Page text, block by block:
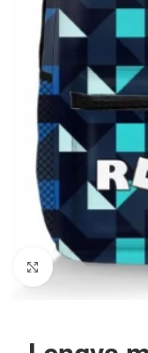
Padidinti